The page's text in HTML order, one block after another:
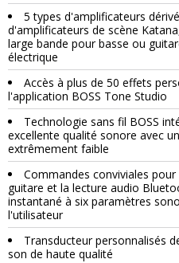
5 types d'amplificateurs
d'amplificateurs de scène
large bande pour basse ou
électrique
Accès à plus de 50 effets
l'application BOSS Tone Studio
Technologie sans fil BOSS
excellente qualité sonore avec
extrêmement faible
Commandes conviviales
guitare et la lecture audio
instantané à six paramètres
l'utilisateur
Transducteur personnalisés
son de haute qualité